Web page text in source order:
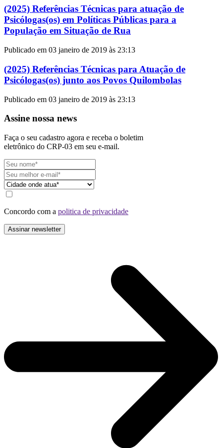
(2025) Referências Técnicas para atuação de
Psicólogas(os) em Políticas Públicas para a
População em Situação de Rua
Publicado em 03 janeiro de 2019 às 23:13
(2025) Referências Técnicas para Atuação de
Psicólogas(os) junto aos Povos Quilombolas
Publicado em 03 janeiro de 2019 às 23:13
Assine nossa news
Faça o seu cadastro agora e receba o boletim
eletrônico do CRP-03 em seu e-mail.
Concordo com a politica de privacidade